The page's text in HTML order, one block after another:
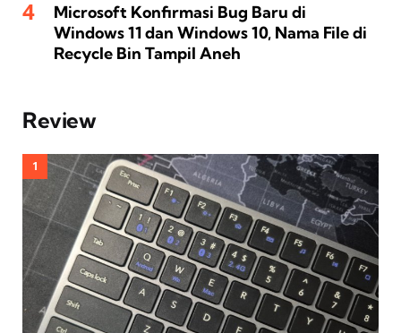
Microsoft Konfirmasi Bug Baru di
Windows 11 dan Windows 10, Nama File di
Recycle Bin Tampil Aneh
Review